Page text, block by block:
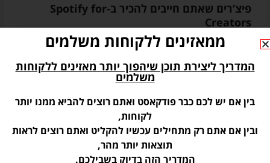
פיצ’רים שאתם חייבים להכיר ב-Spotify for
Creators
פיצ׳רים בספוטיפיי להגדלת המעורבות והקשר עם המאזינים שאתם
פשוט חייבים להכיר ולהשתמש בהם! הפיצ’רים הללו יעזרו לכם
להגדיל את המעורבות של קהל המאזינים שלכם, יעזרו
ממאזינים ללקוחות משלמים
המדריך ליצירת תוכן שיהפוך יותר מאזינים ללקוחות
משלמים
בין אם יש לכם כבר פודקאסט ואתם רוצים להביא ממנו יותר
לקוחות,
ובין אם אתם רק מתחילים עכשיו להקליט ואתם רוצים לראות
תוצאות יותר מהר,
המדריך הזה בדיוק בשבילכם.